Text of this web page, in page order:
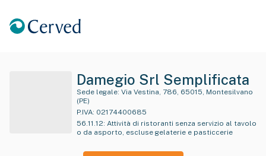
Damegio Srl Semplificata
Sede legale:
(PE)
P.IVA: 02174400685
56.11.12: Attività di ristoranti senza servizio al tavolo
o da asporto, escluse gelaterie e pasticcerie